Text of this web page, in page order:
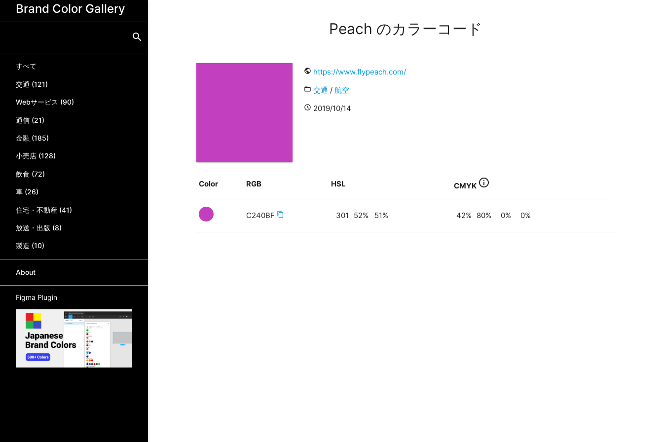
Brand Color Gallery
search
すべて
交通 (121)
Webサービス (90)
通信 (21)
金融 (185)
小売店 (128)
飲食 (72)
車 (26)
住宅・不動産 (41)
放送・出版 (8)
製造 (10)
About
Figma Plugin
Peach のカラーコード
public https://www.flypeach.com/
folder_open 交通 / 航空
access_time 2019/10/14
Color RGB HSL CMYK info_outline
C240BF content_copy 301 52% 51% 42% 80% 0% 0%